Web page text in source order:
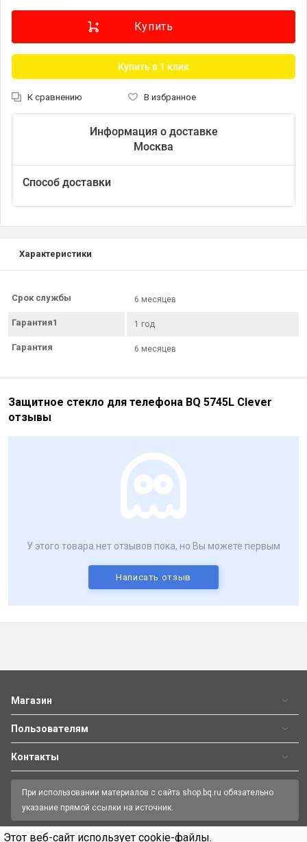
Этот веб-сайт использует cookie-файлы.
Купить в 1 клик
К сравнению В избранное
Информация о доставке
Москва
Способ доставки
Характеристики
Срок службы 6 месяцев
Гарантия1 1 год
Гарантия 6 месяцев
Защитное стекло для телефона BQ 5745L Clever
отзывы
У этого товара нет отзывов пока, но Вы можете первым
Написать отзыв
Магазин
Пользователям
Контакты
При использовании материалов с сайта shop.bq.ru обязательно
указание прямой ссылки на источник.
8 (800) 500 32 90 Пн—Пт 09:00-18:00